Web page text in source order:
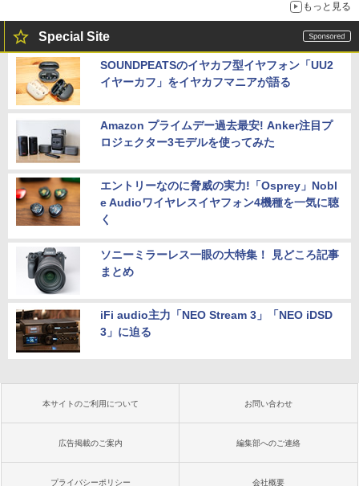
もっと見る
Special Site
SOUNDPEATSのイヤカフ型イヤフォン「UU2
イヤーカフ」をイヤカフマニアが語る
Amazon プライムデー過去最安! Anker注目プ
ロジェクター3モデルを使ってみた
エントリーなのに脅威の実力!「Osprey」Nobl
e Audioワイヤレスイヤフォン4機種を一気に聴
く
ソニーミラーレス一眼の大特集！ 見どころ記事
まとめ
iFi audio主力「NEO Stream 3」「NEO iDSD
3」に迫る
本サイトのご利用について お問い合わせ
広告掲載のご案内 編集部へのご連絡
プライバシーポリシー 会社概要